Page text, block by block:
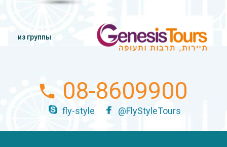
из группы
08-8609900
fly-style @FlyStyleTours